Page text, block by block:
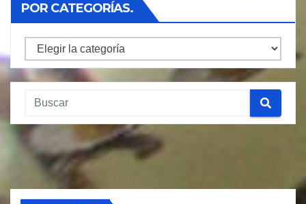
POR CATEGORÍAS.
Por
Categorías.